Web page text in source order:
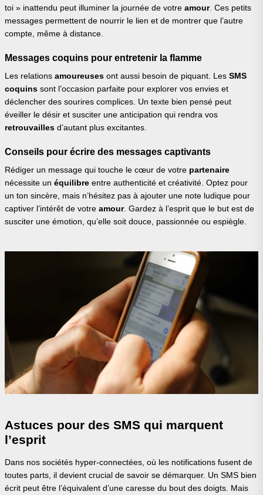
toi » inattendu peut illuminer la journée de votre amour. Ces petits
messages permettent de nourrir le lien et de montrer que l’autre
compte, même à distance.
Messages coquins pour entretenir la flamme
Les relations amoureuses ont aussi besoin de piquant. Les SMS
coquins sont l’occasion parfaite pour explorer vos envies et
déclencher des sourires complices. Un texte bien pensé peut
éveiller le désir et susciter une anticipation qui rendra vos
retrouvailles d’autant plus excitantes.
Conseils pour écrire des messages captivants
Rédiger un message qui touche le cœur de votre partenaire
nécessite un équilibre entre authenticité et créativité. Optez pour
un ton sincère, mais n’hésitez pas à ajouter une note ludique pour
captiver l’intérêt de votre amour. Gardez à l’esprit que le but est de
susciter une émotion, qu’elle soit douce, passionnée ou espiègle.
Astuces pour des SMS qui marquent
l’esprit
Dans nos sociétés hyper-connectées, où les notifications fusent de
toutes parts, il devient crucial de savoir se démarquer. Un SMS bien
écrit peut être l’équivalent d’une caresse du bout des doigts. Mais